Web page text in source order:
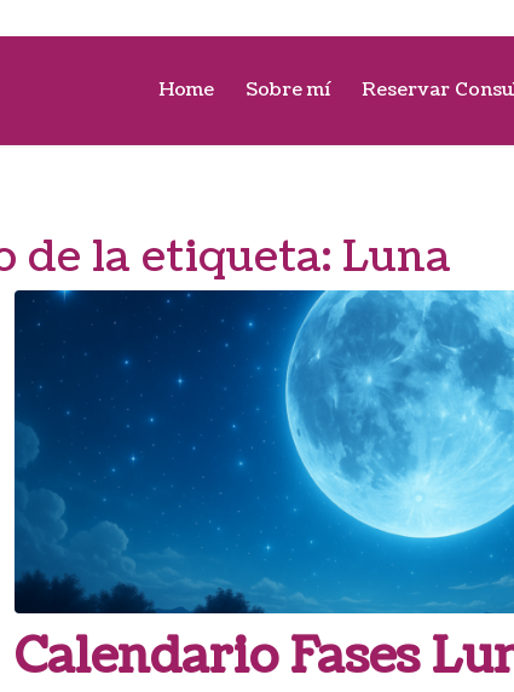
Home Sobre mí Reservar
de la etiqueta: Luna
Calendario Fases